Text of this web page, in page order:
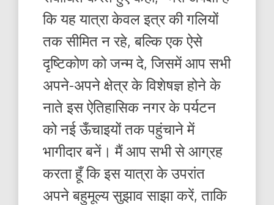
कि यह यात्रा केवल इत्र की गलियों
तक सीमित न रहे, बल्कि एक ऐसे
दृष्टिकोण को जन्म दे, जिसमें आप सभी
अपने-अपने क्षेत्र के विशेषज्ञ होने के
नाते इस ऐतिहासिक नगर के पर्यटन
को नई ऊँचाइयों तक पहुंचाने में
भागीदार बनें। मैं आप सभी से आग्रह
करता हूँ कि इस यात्रा के उपरांत
अपने बहुमूल्य सुझाव साझा करें, ताकि